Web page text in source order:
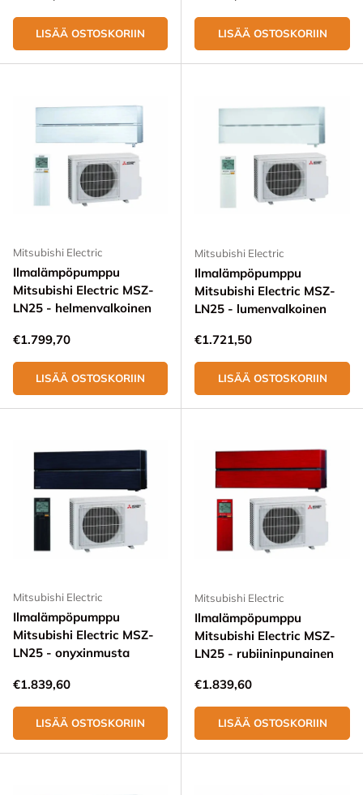
LISÄÄ OSTOSKORIIN LISÄÄ OSTOSKORIIN
Mitsubishi Electric
Ilmalämpöpumppu
Mitsubishi Electric MSZ-
LN25 - helmenvalkoinen
Normaali hinta
€1.799,70
LISÄÄ OSTOSKORIIN
Mitsubishi Electric
Ilmalämpöpumppu
Mitsubishi Electric MSZ-
LN25 - lumenvalkoinen
Normaali hinta
€1.721,50
LISÄÄ OSTOSKORIIN
Mitsubishi Electric
Ilmalämpöpumppu
Mitsubishi Electric MSZ-
LN25 - onyxinmusta
Normaali hinta
€1.839,60
LISÄÄ OSTOSKORIIN
Mitsubishi Electric
Ilmalämpöpumppu
Mitsubishi Electric MSZ-
LN25 - rubiininpunainen
Normaali hinta
€1.839,60
LISÄÄ OSTOSKORIIN